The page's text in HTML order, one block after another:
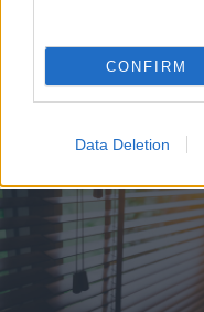
CONFIRM
Data Deletion
alebo meniť kotol?
Návod, ako v nových
dotačných výzvach